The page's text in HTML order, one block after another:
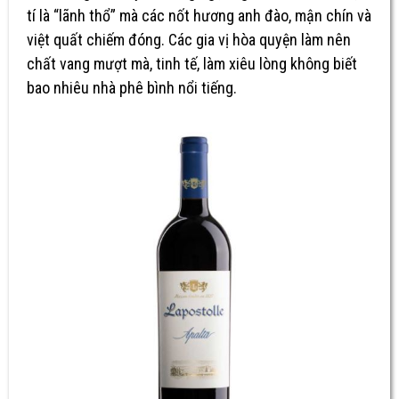
tí là “lãnh thổ” mà các nốt hương anh đào, mận chín và
việt quất chiếm đóng. Các gia vị hòa quyện làm nên
chất vang mượt mà, tinh tế, làm xiêu lòng không biết
bao nhiêu nhà phê bình nổi tiếng.